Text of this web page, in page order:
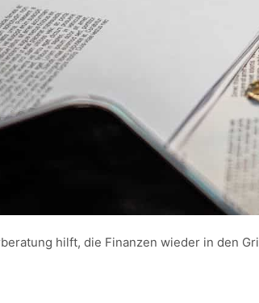
hilft, die Finanzen wieder in den